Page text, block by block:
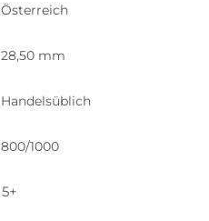
Österreich
28,50 mm
Handelsüblich
800/1000
5+